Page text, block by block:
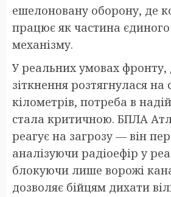
ешелоновану оборону, де
працює як частина
механізму.
У реальних умовах фронту,
зіткнення розтягнулася на
кілометрів, потреба в
стала критичною. БПЛА
реагує на загрозу — він
аналізуючи радіоефір у
блокуючи лише ворожі
дозволяє бійцям дихати